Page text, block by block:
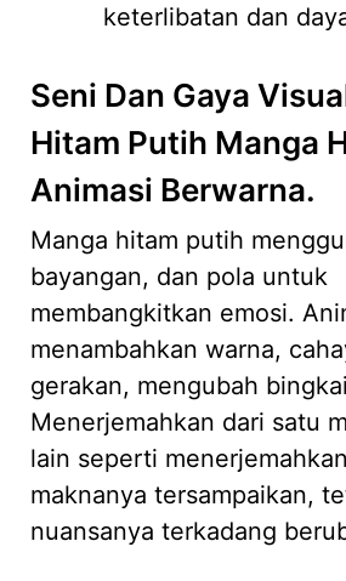
keterlibatan dan
Seni Dan Gaya
Hitam Putih Manga
Animasi Berwarna.
Manga hitam putih
bayangan, dan pola untuk
membangkitkan emosi.
menambahkan warna,
gerakan, mengubah
Menerjemahkan dari satu
lain seperti
maknanya tersampaikan,
nuansanya terkadang